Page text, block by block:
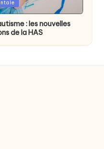
: les nouvelles
de la HAS